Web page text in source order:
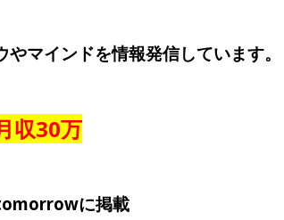
マインドを情報発信しています。
収30万
に掲載